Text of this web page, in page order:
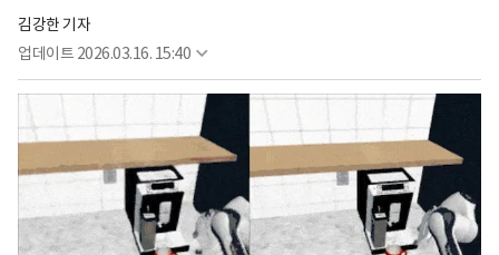
김강한 기자
업데이트 2026.03.16. 15:40